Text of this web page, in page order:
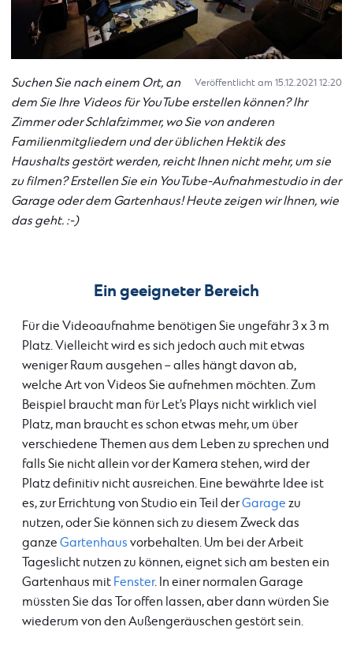
Veröffentlicht am 15.12.2021 12:20
Suchen Sie nach einem Ort, an
dem Sie Ihre Videos für YouTube erstellen können? Ihr
Zimmer oder Schlafzimmer, wo Sie von anderen
Familienmitgliedern und der üblichen Hektik des
Haushalts gestört werden, reicht Ihnen nicht mehr, um sie
zu filmen? Erstellen Sie ein YouTube-Aufnahmestudio in der
Garage oder dem Gartenhaus! Heute zeigen wir Ihnen, wie
das geht. :-)
Ein geeigneter Bereich
Für die Videoaufnahme benötigen Sie ungefähr 3 x 3 m
Platz. Vielleicht wird es sich jedoch auch mit etwas
weniger Raum ausgehen – alles hängt davon ab,
welche Art von Videos Sie aufnehmen möchten. Zum
Beispiel braucht man für Let’s Plays nicht wirklich viel
Platz, man braucht es schon etwas mehr, um über
verschiedene Themen aus dem Leben zu sprechen und
falls Sie nicht allein vor der Kamera stehen, wird der
Platz definitiv nicht ausreichen. Eine bewährte Idee ist
es, zur Errichtung von Studio ein Teil derGarage zu
nutzen, oder Sie können sich zu diesem Zweck das
ganze Gartenhaus vorbehalten. Um bei der Arbeit
Tageslicht nutzen zu können, eignet sich am besten ein
Gartenhaus mit Fenster. In einer normalen Garage
müssten Sie das Tor offen lassen, aber dann würden Sie
wiederum von den Außengeräuschen gestört sein.